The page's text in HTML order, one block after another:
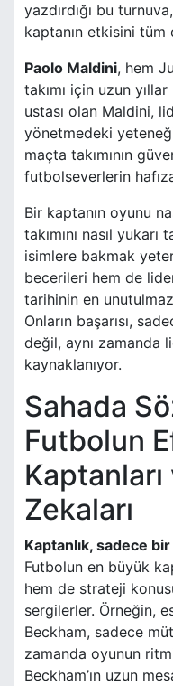
yazdırdığı bu
kaptanın etkisini
Paolo Maldini, hem
takımı için uzun
ustası olan Maldini,
yönetmedeki
maçta takımının
futbolseverlerin
Bir kaptanın oyunu
takımını nasıl
isimlere bakmak
becerileri hem de
tarihinin en
Onların başarısı,
değil, aynı zamanda
kaynaklanıyor.
Sahada
Futbolun
Zekaları
Kaptanlık, sadece
Futbolun en büyük
hem de strateji
sergilerler. Örneğin,
Beckham, sadece
zamanda oyunun
Beckham’ın uzun